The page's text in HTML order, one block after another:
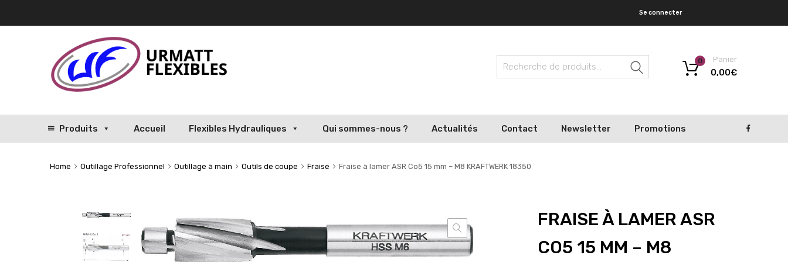
Se connecter
Recherche
Panier
0,00€
0
Produits Accueil Flexibles Hydrauliques Qui sommes-nous ? Actualités Contact Newsletter Promotions
Home Outillage Professionnel Outillage à main Outils de coupe Fraise Fraise à lamer ASR Co5 15 mm – M8 KRAFTWERK 18350
FRAISE À LAMER ASR
CO5 15 MM – M8